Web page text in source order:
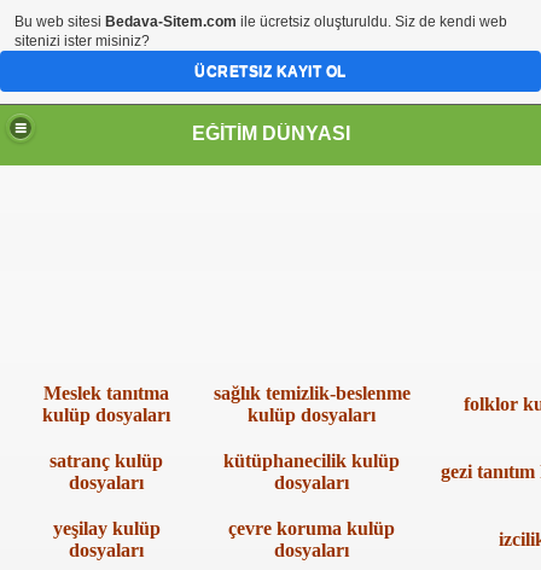
EĞİTİM DÜNYASI
Meslek tanıtma
kulüp dosyaları
sağlık temizlik-beslenme
kulüp dosyaları
folklor
satranç kulüp
dosyaları
kütüphanecilik kulüp
dosyaları
gezi
yeşilay kulüp
dosyaları
çevre koruma kulüp
dosyaları
ekle
Bu web sitesi Bedava-Sitem.com ile ücretsiz oluşturuldu. Siz de kendi web
sitenizi ister misiniz?
ÜCRETSIZ KAYIT OL